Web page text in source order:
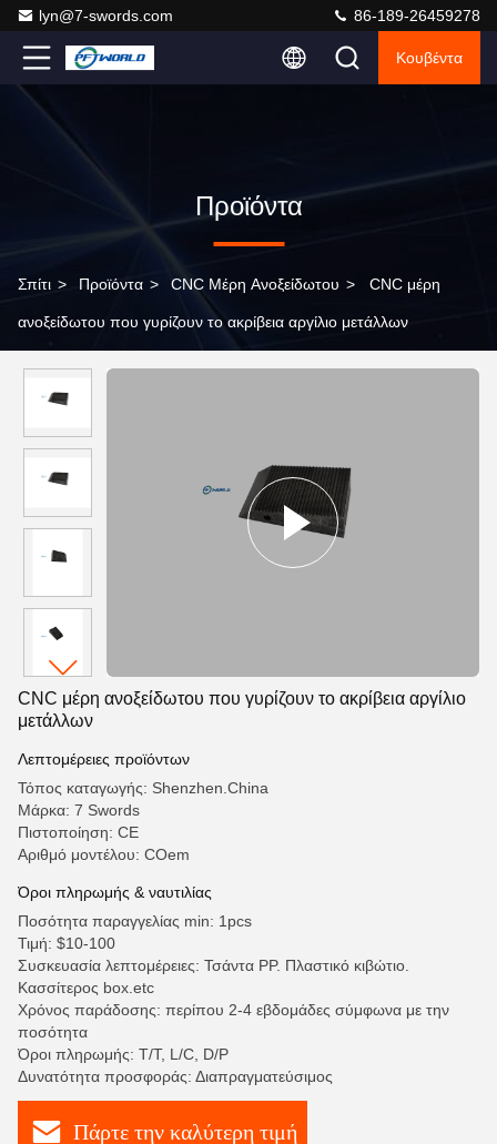
lyn@7-swords.com 86-189-26459278
Κουβέντα
Προϊόντα
Σπίτι > Προϊόντα > CNC Μέρη Ανοξείδωτου > CNC μέρη
ανοξείδωτου που γυρίζουν το ακρίβεια αργίλιο μετάλλων
CNC μέρη ανοξείδωτου που γυρίζουν το ακρίβεια αργίλιο
μετάλλων
Λεπτομέρειες προϊόντων
Τόπος καταγωγής: Shenzhen.China
Μάρκα: 7 Swords
Πιστοποίηση: CE
Αριθμό μοντέλου: COem
Όροι πληρωμής & ναυτιλίας
Ποσότητα παραγγελίας min: 1pcs
Τιμή: $10-100
Συσκευασία λεπτομέρειες: Τσάντα PP. Πλαστικό κιβώτιο.
Κασσίτερος box.etc
Χρόνος παράδοσης: περίπου 2-4 εβδομάδες σύμφωνα με την
ποσότητα
Όροι πληρωμής: T/T, L/C, D/P
Δυνατότητα προσφοράς: Διαπραγματεύσιμος
Πάρτε την καλύτερη τιμή